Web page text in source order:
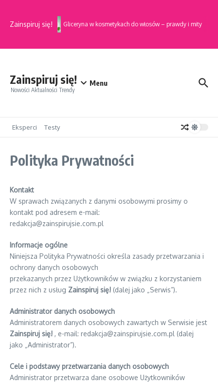
Zainspiruj się! Gliceryna w kosmetykach do włosów – prawdy i mity
Zainspiruj się!
Nowości Aktualności Trendy
Menu
Eksperci Testy
Polityka Prywatności
Kontakt
W sprawach związanych z danymi osobowymi prosimy o
kontakt pod adresem e-mail:
redakcja@zainspirujsie.com.pl
Informacje ogólne
Niniejsza Polityka Prywatności określa zasady przetwarzania i
ochrony danych osobowych
przekazanych przez Użytkowników w związku z korzystaniem
przez nich z usług Zainspiruj się! (dalej jako „Serwis”).
Administrator danych osobowych
Administratorem danych osobowych zawartych w Serwisie jest
Zainspiruj się! , e-mail: redakcja@zainspirujsie.com.pl (dalej
jako „Administrator”).
Cele i podstawy przetwarzania danych osobowych
Administrator przetwarza dane osobowe Użytkowników